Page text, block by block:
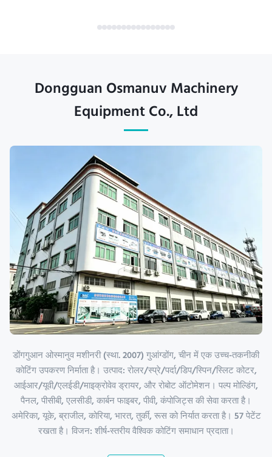
Dongguan Osmanuv Machinery
Equipment Co., Ltd
डोंगगुआन ओस्मानुव मशीनरी (स्था. 2007) गुआंग्डोंग, चीन में एक उच्च-तकनीकी
कोटिंग उपकरण निर्माता है। उत्पाद: रोलर/स्प्रे/पर्दा/डिप/स्पिन/स्लिट कोटर,
आईआर/यूवी/एलईडी/माइक्रोवेव ड्रायर, और रोबोट ऑटोमेशन। पल्प मोल्डिंग,
पैनल, पीसीबी, एलसीडी, कार्बन फाइबर, पीवी, कंपोजिट्स की सेवा करता है।
अमेरिका, यूके, ब्राजील, कोरिया, भारत, तुर्की, रूस को निर्यात करता है। 57 पेटेंट
रखता है। विजन: शीर्ष-स्तरीय वैश्विक कोटिंग समाधान प्रदाता।